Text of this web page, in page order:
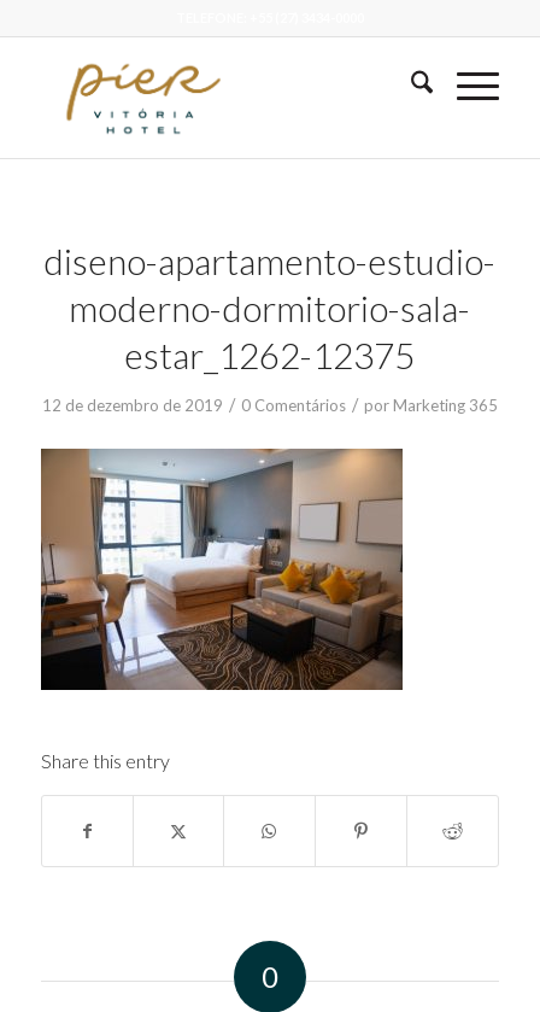
diseno-apartamento-estudio-
moderno-dormitorio-sala-
estar_1262-12375
12 de dezembro de 2019 / 0 Comentários / por Marketing 365
Share this entry
0